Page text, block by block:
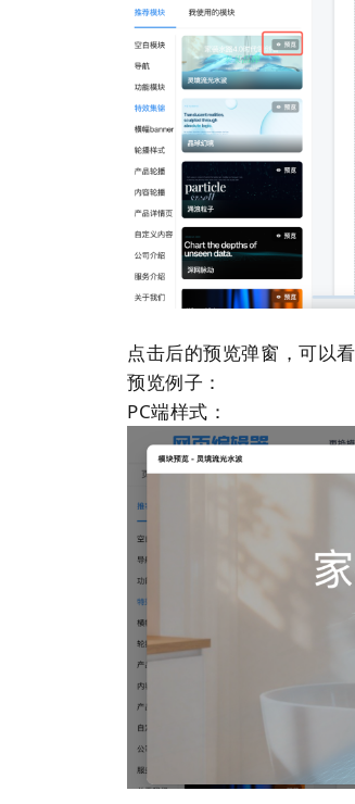
点击后的预览弹窗，可以
预览例子：
PC端样式：